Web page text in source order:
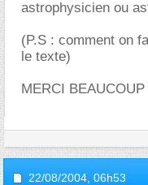
astrophysicien ou
(P.S : comment on
le texte)
MERCI
22/08/2004, 06h53